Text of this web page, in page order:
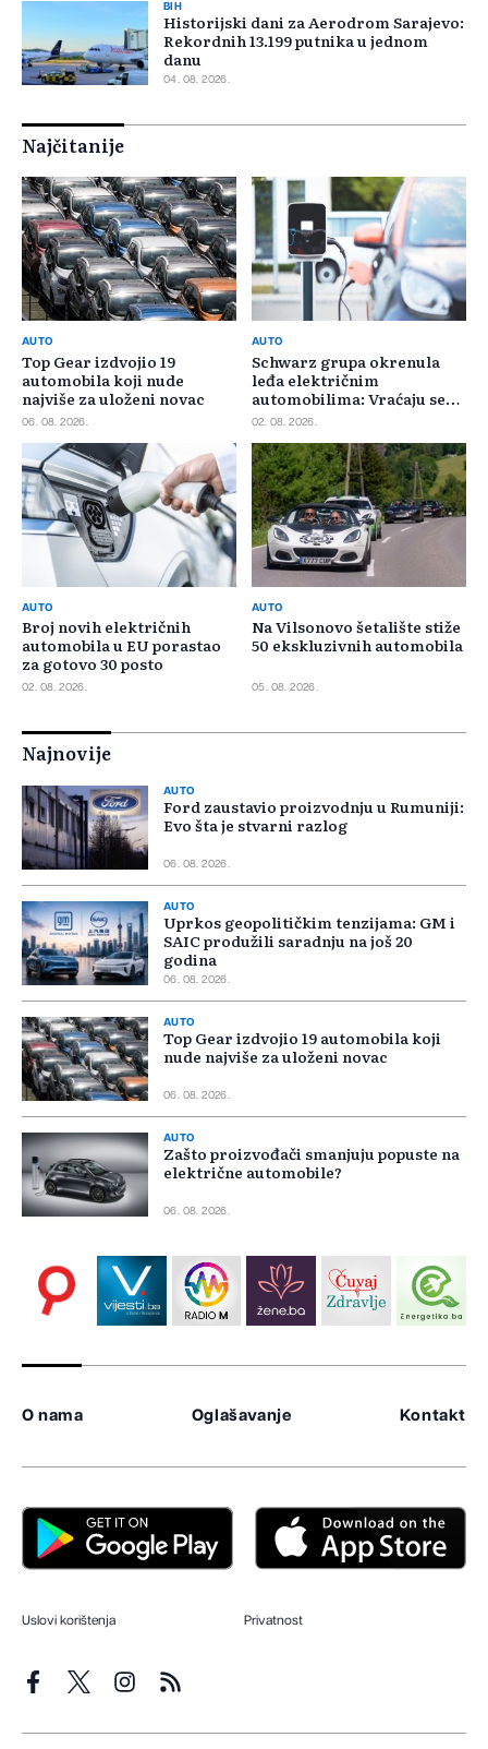
BIH
Historijski dani za Aerodrom Sarajevo:
Rekordnih 13.199 putnika u jednom
danu
04. 08. 2026.
Najčitanije
AUTO
Top Gear izdvojio 19
automobila koji nude
najviše za uloženi novac
06. 08. 2026.
AUTO
Schwarz grupa okrenula
leđa električnim
automobilima: Vraćaju se
benzincima i dizelašima
02. 08. 2026.
AUTO
Broj novih električnih
automobila u EU porastao
za gotovo 30 posto
02. 08. 2026.
AUTO
Na Vilsonovo šetalište stiže
50 ekskluzivnih automobila
05. 08. 2026.
Najnovije
AUTO
Ford zaustavio proizvodnju u Rumuniji:
Evo šta je stvarni razlog
06. 08. 2026.
AUTO
Uprkos geopolitičkim tenzijama: GM i
SAIC produžili saradnju na još 20
godina
06. 08. 2026.
AUTO
Top Gear izdvojio 19 automobila koji
nude najviše za uloženi novac
06. 08. 2026.
AUTO
Zašto proizvođači smanjuju popuste na
električne automobile?
06. 08. 2026.
O nama Oglašavanje Kontakt
Uslovi korištenja Privatnost